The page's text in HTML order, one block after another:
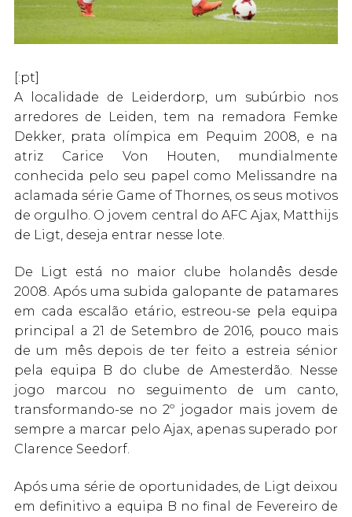
[:pt]
A localidade de Leiderdorp, um subúrbio nos
arredores de Leiden, tem na remadora Femke
Dekker, prata olímpica em Pequim 2008, e na
atriz Carice Von Houten, mundialmente
conhecida pelo seu papel como Melissandre na
aclamada série Game of Thornes, os seus motivos
de orgulho. O jovem central do AFC Ajax, Matthijs
de Ligt, deseja entrar nesse lote.
De Ligt está no maior clube holandês desde
2008. Após uma subida galopante de patamares
em cada escalão etário, estreou-se pela equipa
principal a 21 de Setembro de 2016, pouco mais
de um mês depois de ter feito a estreia sénior
pela equipa B do clube de Amesterdão. Nesse
jogo marcou no seguimento de um canto,
transformando-se no 2º jogador mais jovem de
sempre a marcar pelo Ajax, apenas superado por
Clarence Seedorf.
Após uma série de oportunidades, de Ligt deixou
em definitivo a equipa B no final de Fevereiro de